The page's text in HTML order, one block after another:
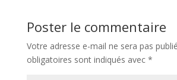
Poster le commentaire
Votre adresse e-mail ne sera pas
obligatoires sont indiqués avec *